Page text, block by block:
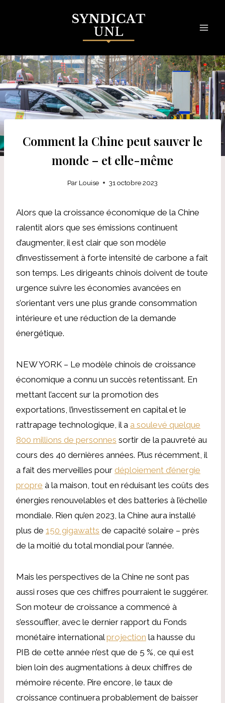
Comment la Chine peut sauver le
monde – et elle-même
Par Louise 31 octobre 2023
Alors que la croissance économique de la Chine
ralentit alors que ses émissions continuent
d’augmenter, il est clair que son modèle
d’investissement à forte intensité de carbone a fait
son temps. Les dirigeants chinois doivent de toute
urgence suivre les économies avancées en
s’orientant vers une plus grande consommation
intérieure et une réduction de la demande
énergétique.
NEW YORK – Le modèle chinois de croissance
économique a connu un succès retentissant. En
mettant l’accent sur la promotion des
exportations, l’investissement en capital et le
rattrapage technologique, il a a soulevé quelque
800 millions de personnes sortir de la pauvreté au
cours des 40 dernières années. Plus récemment, il
a fait des merveilles pour déploiement d’énergie
propre à la maison, tout en réduisant les coûts des
énergies renouvelables et des batteries à l’échelle
mondiale. Rien qu’en 2023, la Chine aura installé
plus de 150 gigawatts de capacité solaire – près
de la moitié du total mondial pour l’année.
Mais les perspectives de la Chine ne sont pas
aussi roses que ces chiffres pourraient le suggérer.
Son moteur de croissance a commencé à
s’essouffler, avec le dernier rapport du Fonds
monétaire internationalprojection la hausse du
PIB de cette année n’est que de 5 %, ce qui est
bien loin des augmentations à deux chiffres de
mémoire récente. Pire encore, le taux de
croissance continuera probablement de baisser